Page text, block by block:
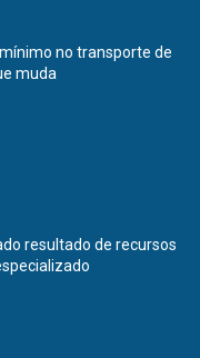
no transporte de
muda
resultado de recursos